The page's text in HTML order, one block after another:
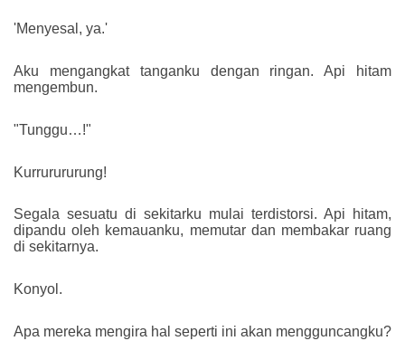
'Menyesal, ya.'
Aku mengangkat tanganku dengan ringan. Api hitam
mengembun.
"Tunggu…!"
Kurrurururung!
Segala sesuatu di sekitarku mulai terdistorsi. Api hitam,
dipandu oleh kemauanku, memutar dan membakar ruang
di sekitarnya.
Konyol.
Apa mereka mengira hal seperti ini akan mengguncangku?